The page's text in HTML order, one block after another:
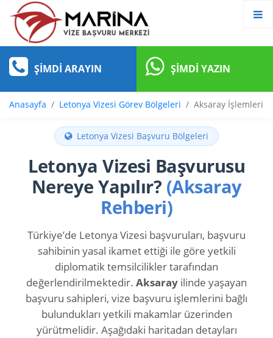
ŞIMDI ARAYIN ŞIMDI YAZIN
Anasayfa Letonya Vizesi Görev Bölgeleri Aksaray İşlemleri
Letonya Vizesi Başvuru Bölgeleri
Letonya Vizesi Başvurusu
Nereye Yapılır? (Aksaray
Rehberi)
Türkiye’de Letonya Vizesi başvuruları, başvuru
sahibinin yasal ikamet ettiği ile göre yetkili
diplomatik temsilcilikler tarafından
değerlendirilmektedir. Aksaray ilinde yaşayan
başvuru sahipleri, vize başvuru işlemlerini bağlı
bulundukları yetkili makamlar üzerinden
yürütmelidir. Aşağıdaki haritadan detayları